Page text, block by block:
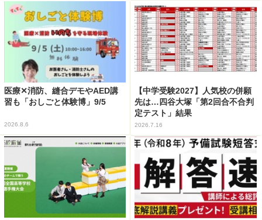
医療✕消防、縫合デモやAED講
習も「おしごと体験博」9/5
2026.8.6
【中学受験2027】人気校の併願
先は…四谷大塚「第2回合不合判
定テスト」結果
2026.7.16